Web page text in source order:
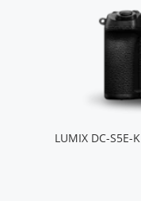
LUMIX DC-S5E-K